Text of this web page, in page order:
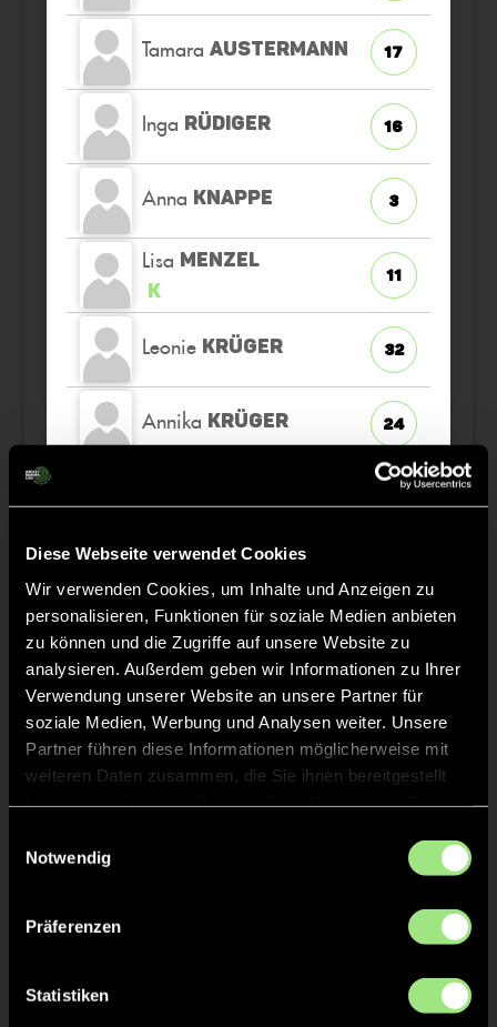
Diese Webseite verwendet Cookies
Wir verwenden Cookies, um Inhalte und Anzeigen zu
personalisieren, Funktionen für soziale Medien anbieten
zu können und die Zugriffe auf unsere Website zu
analysieren. Außerdem geben wir Informationen zu Ihrer
Verwendung unserer Website an unsere Partner für
soziale Medien, Werbung und Analysen weiter. Unsere
Partner führen diese Informationen möglicherweise mit
weiteren Daten zusammen, die Sie ihnen bereitgestellt
Notwendig
Präferenzen
Statistiken
Tamara AUSTERMANN 17
Inga RÜDIGER 16
Anna KNAPPE 3
Lisa MENZEL
K
11
Leonie KRÜGER 32
Annika KRÜGER 24
Clara
Luisa DZIALEK 30
Luisa RÜMENAPP 31